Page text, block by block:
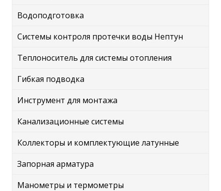
Водоподготовка
Системы контроля протечки воды Нептун
Теплоноситель для системы отопления
Гибкая подводка
Инструмент для монтажа
Канализационные системы
Коллекторы и комплектующие латунные
Запорная арматура
Манометры и термометры